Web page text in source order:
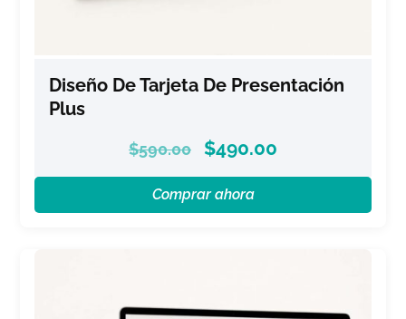
Diseño De Tarjeta De Presentación
Plus
$590.00 $490.00
Comprar ahora